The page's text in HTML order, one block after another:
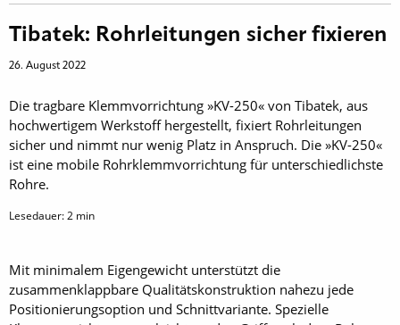
Tibatek: Rohrleitungen sicher fixieren
26. August 2022
Die tragbare Klemmvorrichtung »KV-250« von Tibatek, aus
hochwertigem Werkstoff hergestellt, fixiert Rohrleitungen
sicher und nimmt nur wenig Platz in Anspruch. Die »KV-250«
ist eine mobile Rohrklemmvorrichtung für unterschiedlichste
Rohre.
Lesedauer:2 min
Mit minimalem Eigengewicht unterstützt die
zusammenklappbare Qualitätskonstruktion nahezu jede
Positionierungsoption und Schnittvariante. Spezielle